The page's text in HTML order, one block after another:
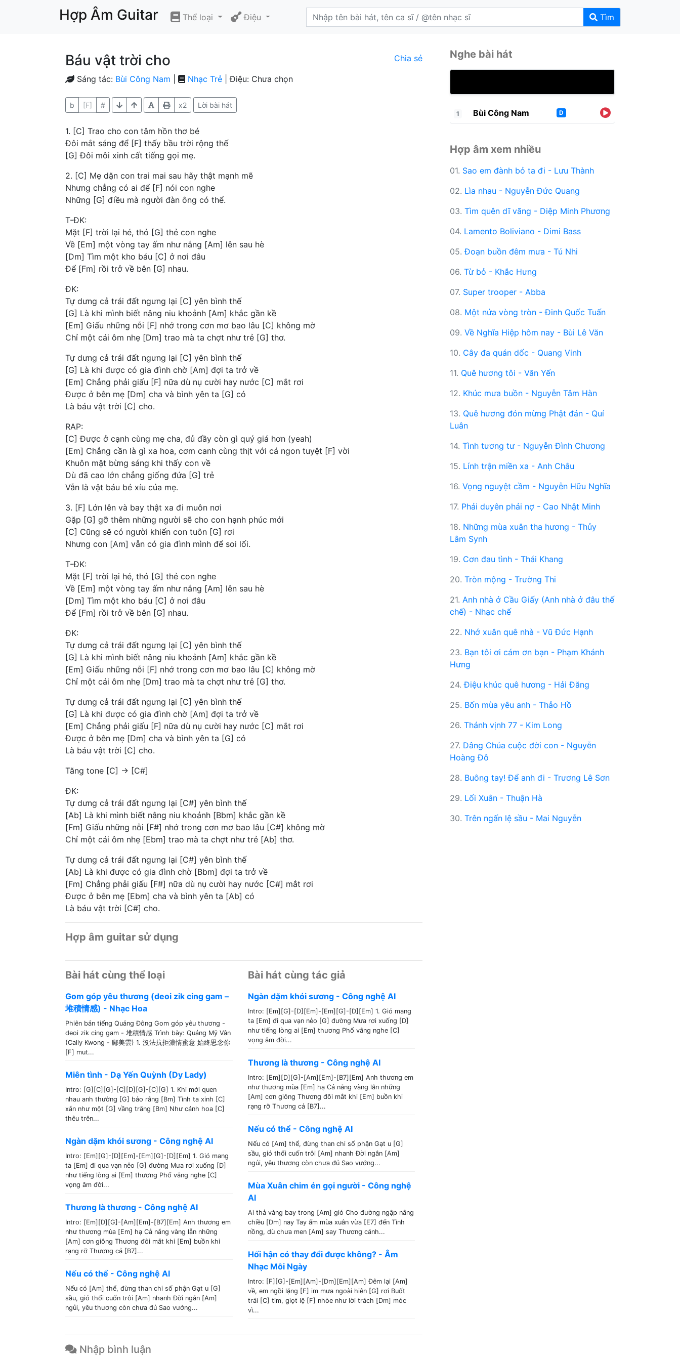
Hợp Âm Guitar Thể loại Điệu Tìm
Báu vật trời cho Chia sẻ
Sáng tác: Bùi Công Nam Nhạc Trẻ | Điệu: Chưa chọn
b [F] # x2 Lời bài hát
1. [C] Trao cho con tâm hồn thơ bé
Đôi mắt sáng để [F] thấy bầu trời rộng thế
[G] Đôi môi xinh cất tiếng gọi mẹ.
2. [C] Mẹ dặn con trai mai sau hãy thật mạnh mẽ
Nhưng chẳng có ai để [F] nói con nghe
Những [G] điều mà người đàn ông có thể.
T-ĐK:
Mặt [F] trời lại hé, thỏ [G] thẻ con nghe
Về [Em] một vòng tay ấm như nắng [Am] lên sau hè
[Dm] Tìm một kho báu [C] ở nơi đâu
Để [Fm] rồi trở về bên [G] nhau.
ĐK:
Tự dưng cả trái đất ngưng lại [C] yên bình thế
[G] Là khi mình biết nâng niu khoảnh [Am] khắc gần kề
[Em] Giấu những nỗi [F] nhớ trong cơn mơ bao lâu [C] không mờ
Chỉ một cái ôm nhẹ [Dm] trao mà ta chợt như trẻ [G] thơ.
Tự dưng cả trái đất ngưng lại [C] yên bình thế
[G] Là khi được có gia đình chờ [Am] đợi ta trở về
[Em] Chẳng phải giấu [F] nữa dù nụ cười hay nước [C] mắt rơi
Được ở bên mẹ [Dm] cha và bình yên ta [G] có
Là báu vật trời [C] cho.
RAP:
[C] Được ở cạnh cùng mẹ cha, đủ đầy còn gì quý giá hơn (yeah)
[Em] Chẳng cần là gì xa hoa, cơm canh cùng thịt với cá ngon tuyệt [F] vời
Khuôn mặt bừng sáng khi thấy con về
Dù đã cao lớn chẳng giống đứa [G] trẻ
Vẫn là vật báu bé xíu của mẹ.
3. [F] Lớn lên và bay thật xa đi muôn nơi
Gặp [G] gỡ thêm những người sẽ cho con hạnh phúc mới
[C] Cũng sẽ có người khiến con tuôn [G] rơi
Nhưng con [Am] vẫn có gia đình mình để soi lối.
T-ĐK:
Mặt [F] trời lại hé, thỏ [G] thẻ con nghe
Về [Em] một vòng tay ấm như nắng [Am] lên sau hè
[Dm] Tìm một kho báu [C] ở nơi đâu
Để [Fm] rồi trở về bên [G] nhau.
ĐK:
Tự dưng cả trái đất ngưng lại [C] yên bình thế
[G] Là khi mình biết nâng niu khoảnh [Am] khắc gần kề
[Em] Giấu những nỗi [F] nhớ trong cơn mơ bao lâu [C] không mờ
Chỉ một cái ôm nhẹ [Dm] trao mà ta chợt như trẻ [G] thơ.
Tự dưng cả trái đất ngưng lại [C] yên bình thế
[G] Là khi được có gia đình chờ [Am] đợi ta trở về
[Em] Chẳng phải giấu [F] nữa dù nụ cười hay nước [C] mắt rơi
Được ở bên mẹ [Dm] cha và bình yên ta [G] có
Là báu vật trời [C] cho.
Tăng tone [C] -> [C#]
ĐK:
Tự dưng cả trái đất ngưng lại [C#] yên bình thế
[Ab] Là khi mình biết nâng niu khoảnh [Bbm] khắc gần kề
[Fm] Giấu những nỗi [F#] nhớ trong cơn mơ bao lâu [C#] không mờ
Chỉ một cái ôm nhẹ [Ebm] trao mà ta chợt như trẻ [Ab] thơ.
Tự dưng cả trái đất ngưng lại [C#] yên bình thế
[Ab] Là khi được có gia đình chờ [Bbm] đợi ta trở về
[Fm] Chẳng phải giấu [F#] nữa dù nụ cười hay nước [C#] mắt rơi
Được ở bên mẹ [Ebm] cha và bình yên ta [Ab] có
Là báu vật trời [C#] cho.
Hợp âm guitar sử dụng
Bài hát cùng thể loại
Gom góp yêu thương (deoi zik cing gam –
堆積情感) - Nhạc Hoa
Phiên bản tiếng Quảng Đông Gom góp yêu thương -
deoi zik cing gam - 堆積情感 Trình bày: Quảng Mỹ Vân
(Cally Kwong - 鄺美雲) 1. 沒法抗拒濃情蜜意 始終思念你
[F] mut...
Miên tình - Dạ Yến Quỳnh (Dy Lady)
Intro: [G][C][G]-[C][D][G]-[C][G] 1. Khi mới quen
nhau anh thường [G] bảo rằng [Bm] Tình ta xinh [C]
xắn như một [G] vầng trăng [Bm] Như cánh hoa [C]
thêu trên...
Ngàn dặm khói sương - Công nghệ AI
Intro: [Em][G]-[D][Em]-[Em][G]-[D][Em] 1. Gió mang
ta [Em] đi qua vạn nẻo [G] đường Mưa rơi xuống [D]
như tiếng lòng ai [Em] thương Phố vắng nghe [C]
vọng âm đời...
Thương là thương - Công nghệ AI
Intro: [Em][D][G]-[Am][Em]-[B7][Em] Anh thương em
như thương mùa [Em] hạ Cả nắng vàng lẫn những
[Am] cơn giông Thương đôi mắt khi [Em] buồn khi
rạng rỡ Thương cả [B7]...
Nếu có thể - Công nghệ AI
Nếu có [Am] thể, đừng than chi số phận Gạt u [G]
sầu, gió thổi cuốn trôi [Am] nhanh Đời ngắn [Am]
ngủi, yêu thương còn chưa đủ Sao vướng...
Bài hát cùng tác giả
Ngàn dặm khói sương - Công nghệ AI
Intro: [Em][G]-[D][Em]-[Em][G]-[D][Em] 1. Gió mang
ta [Em] đi qua vạn nẻo [G] đường Mưa rơi xuống [D]
như tiếng lòng ai [Em] thương Phố vắng nghe [C]
vọng âm đời...
Thương là thương - Công nghệ AI
Intro: [Em][D][G]-[Am][Em]-[B7][Em] Anh thương em
như thương mùa [Em] hạ Cả nắng vàng lẫn những
[Am] cơn giông Thương đôi mắt khi [Em] buồn khi
rạng rỡ Thương cả [B7]...
Nếu có thể - Công nghệ AI
Nếu có [Am] thể, đừng than chi số phận Gạt u [G]
sầu, gió thổi cuốn trôi [Am] nhanh Đời ngắn [Am]
ngủi, yêu thương còn chưa đủ Sao vướng...
Mùa Xuân chim én gọi người - Công nghệ
AI
Ai thả vàng bay trong [Am] gió Cho đường ngập nắng
chiều [Dm] nay Tay ấm mùa xuân vừa [E7] đến Tình
nồng, dù chưa men [Am] say Thương cánh...
Hối hận có thay đổi được không? - Âm
Nhạc Mỗi Ngày
Intro: [F][G]-[Em][Am]-[Dm][Em][Am] Đêm lại [Am]
về, em ngồi lặng [F] im mưa ngoài hiên [G] rơi Buốt
trái [C] tim, giọt lệ [F] nhòe như lời trách [Dm] móc
vì...
Nhập bình luận
Nghe bài hát
1 Bùi Công Nam D
Hợp âm xem nhiều
01. Sao em đành bỏ ta đi - Lưu Thành
02. Lìa nhau - Nguyễn Đức Quang
03. Tìm quên dĩ vãng - Diệp Minh Phương
04. Lamento Boliviano - Dimi Bass
05.Đoạn buồn đêm mưa - Tú Nhi
06. Từ bỏ - Khắc Hưng
07. Super trooper - Abba
08. Một nửa vòng tròn - Đinh Quốc Tuấn
09. Về Nghĩa Hiệp hôm nay - Bùi Lê Văn
10. Cây đa quán dốc - Quang Vinh
11. Quê hương tôi - Văn Yến
12. Khúc mưa buồn - Nguyễn Tâm Hàn
13. Quê hương đón mừng Phật đản - Quí
Luân
14. Tình tương tư - Nguyễn Đình Chương
15. Lính trận miền xa - Anh Châu
16. Vọng nguyệt cầm - Nguyễn Hữu Nghĩa
17. Phải duyên phải nợ - Cao Nhật Minh
18. Những mùa xuân tha hương - Thủy
Lâm Synh
19. Cơn đau tình - Thái Khang
20. Tròn mộng - Trường Thi
21. Anh nhà ở Cầu Giấy (Anh nhà ở đâu thế
chế) - Nhạc chế
22. Nhớ xuân quê nhà - Vũ Đức Hạnh
23. Bạn tôi ơi cám ơn bạn - Phạm Khánh
Hưng
24.Điệu khúc quê hương - Hải Đăng
25. Bốn mùa yêu anh - Thảo Hồ
26. Thánh vịnh 77 - Kim Long
27. Dâng Chúa cuộc đời con - Nguyễn
Hoàng Đô
28. Buông tay! Để anh đi - Trương Lê Sơn
29. Lối Xuân - Thuận Hà
30. Trên ngấn lệ sầu - Mai Nguyễn